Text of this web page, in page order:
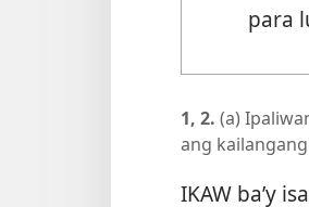
para
1, 2. (a)
ang
IKAW ba’y